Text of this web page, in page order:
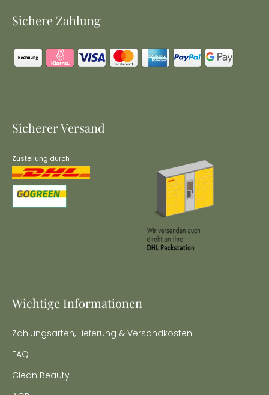
Wichtige Informationen
Zahlungsarten, Lieferung & Versandkosten
FAQ
Clean Beauty
Sicherer Versand
Zustellung durch
Sichere Zahlung